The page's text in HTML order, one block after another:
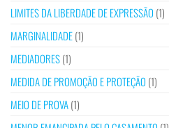
LIMITES DA LIBERDADE DE EXPRESSÃO (1)
MARGINALIDADE(1)
MEDIADORES(1)
MEDIDA DE PROMOÇÃO E PROTEÇÃO (1)
MEIO DE PROVA(1)